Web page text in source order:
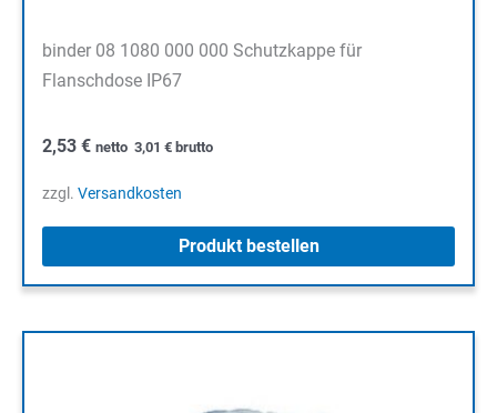
binder 08 1080 000 000 Schutzkappe für
Flanschdose IP67
2,53 € netto 3,01 € brutto
zzgl. Versandkosten
Produkt bestellen